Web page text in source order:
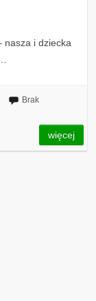
nasza i dziecka
Brak
więcej